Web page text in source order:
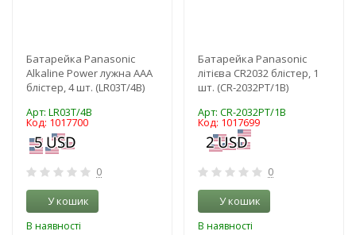
Батарейка Panasonic
Alkaline Power лужна AAA
блістер, 4 шт. (LR03T/4B)
Арт: LR03T/4B
Код: 1017700
0
У кошик
В наявності
Батарейка Panasonic
літієва CR2032 блістер, 1
шт. (CR-2032PT/1B)
Арт: CR-2032PT/1B
Код: 1017699
0
У кошик
В наявності